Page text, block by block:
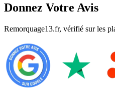
Donnez Votre Avis
Remorquage13.fr, vérifié sur les